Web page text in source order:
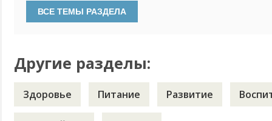
давать витамин Д3. Особенностей развития нет,
делать, если ребенку уже 2 года и гуляем регулярно?
Другие разделы:
Здоровье Питание Развитие